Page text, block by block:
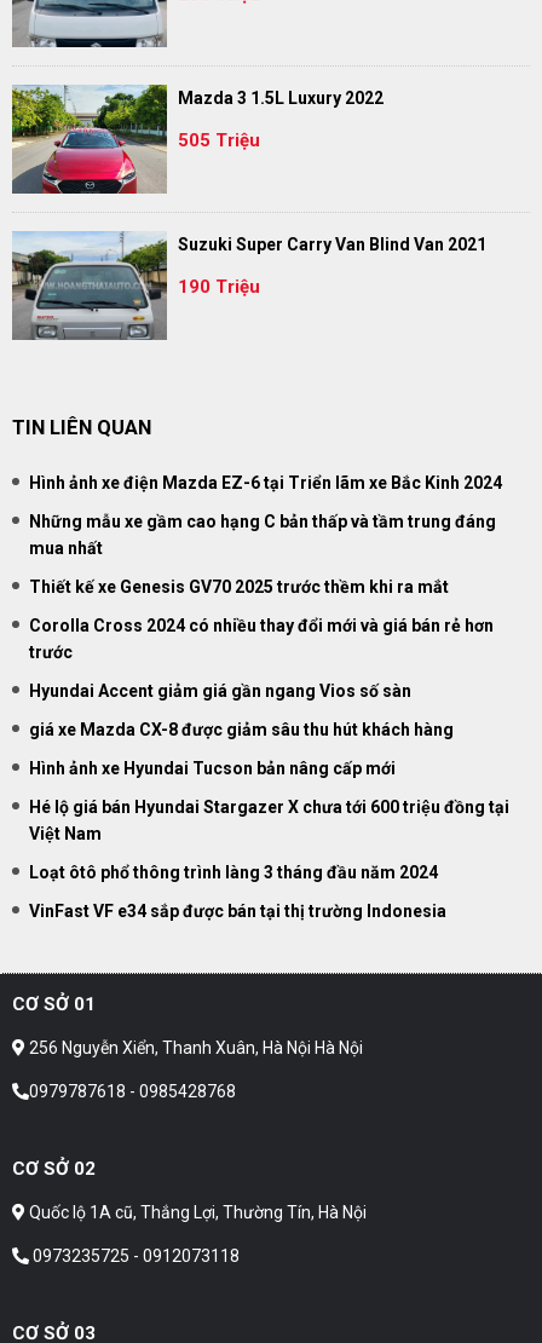
Mazda 3 1.5L Luxury 2022
505 Triệu
Suzuki Super Carry Van Blind Van 2021
190 Triệu
TIN LIÊN QUAN
Hình ảnh xe điện Mazda EZ-6 tại Triển lãm xe Bắc Kinh 2024
Những mẫu xe gầm cao hạng C bản thấp và tầm trung đáng
mua nhất
Thiết kế xe Genesis GV70 2025 trước thềm khi ra mắt
Corolla Cross 2024 có nhiều thay đổi mới và giá bán rẻ hơn
trước
Hyundai Accent giảm giá gần ngang Vios số sàn
giá xe Mazda CX-8 được giảm sâu thu hút khách hàng
Hình ảnh xe Hyundai Tucson bản nâng cấp mới
Hé lộ giá bán Hyundai Stargazer X chưa tới 600 triệu đồng tại
Việt Nam
Loạt ôtô phổ thông trình làng 3 tháng đầu năm 2024
VinFast VF e34 sắp được bán tại thị trường Indonesia
CƠ SỞ 01
256 Nguyễn Xiển, Thanh Xuân, Hà Nội Hà Nội
0979787618 - 0985428768
CƠ SỞ 02
Quốc lộ 1A cũ, Thắng Lợi, Thường Tín, Hà Nội
0973235725 - 0912073118
CƠ SỞ 03